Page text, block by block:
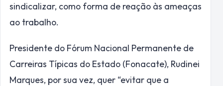
sindicalizar, como forma de reação às ameaças
ao trabalho.
Presidente do Fórum Nacional Permanente de
Carreiras Típicas do Estado (Fonacate), Rudinei
Marques, por sua vez, quer “evitar que a